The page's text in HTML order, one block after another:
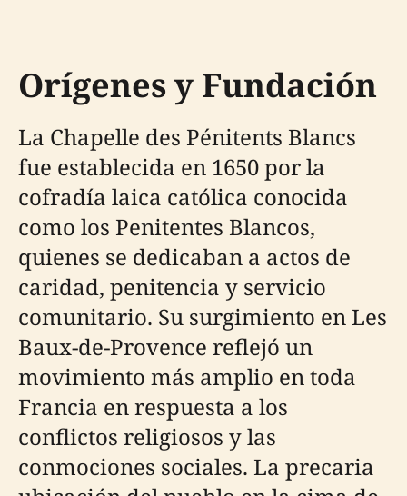
Orígenes y Fundación
La Chapelle des Pénitents Blancs
fue establecida en 1650 por la
cofradía laica católica conocida
como los Penitentes Blancos,
quienes se dedicaban a actos de
caridad, penitencia y servicio
comunitario. Su surgimiento en Les
Baux-de-Provence reflejó un
movimiento más amplio en toda
Francia en respuesta a los
conflictos religiosos y las
conmociones sociales. La precaria